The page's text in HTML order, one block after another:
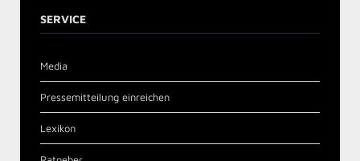
SERVICE
Media
Pressemitteilung einreichen
Lexikon